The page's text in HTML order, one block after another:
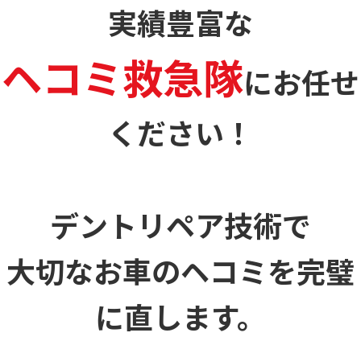
実績豊富な
ヘコミ救急隊にお任せ
ください！
デントリペア技術で
大切なお車のヘコミを完璧
に直します。